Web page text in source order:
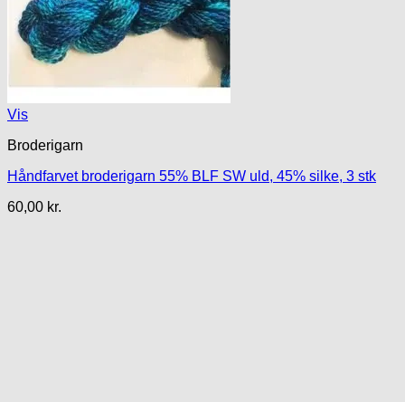
Vis
Broderigarn
Håndfarvet broderigarn 55% BLF SW uld, 45% silke, 3 stk
60,00 kr.